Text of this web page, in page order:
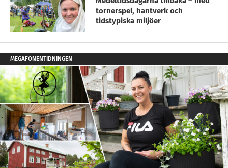
tornerspel, hantverk och
tidstypiska miljöer
MEGAFONENTIDNINGEN